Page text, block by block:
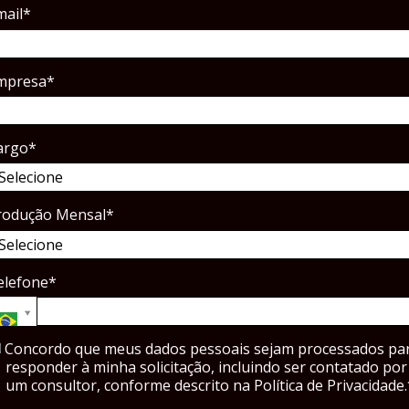
Mensal*
Concordo que meus dados pessoais sejam processados
responder à minha solicitação, incluindo ser contatado por
um consultor, conforme descrito na Política de